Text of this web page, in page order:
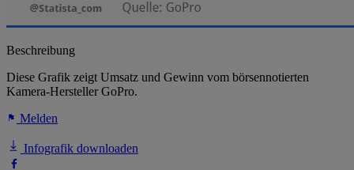
Beschreibung
Diese Grafik zeigt Umsatz und Gewinn vom börsennotierten
Kamera-Hersteller GoPro.
Melden
Infografik downloaden